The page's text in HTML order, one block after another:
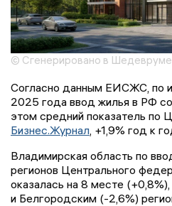
© Сгенерировано в Шедевруме
Согласно данным ЕИСЖС, по
2025 года ввод жилья в РФ
этом средний показатель по
Бизнес.Журнал , +1,9% год к
Владимирская область по
регионов Центрального
оказалась на 8 месте
и Белгородским (-2,6%)